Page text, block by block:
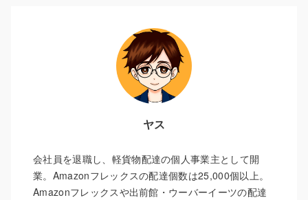
ヤス
会社員を退職し、軽貨物配達の個人事業主として開
業。Amazonフレックスの配達個数は25,000個以上。
Amazonフレックスや出前館・ウーバーイーツの配達